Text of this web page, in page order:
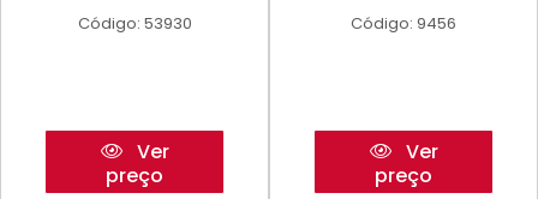
Código: 53930
Ver
preço
Código: 9456
Ver
preço